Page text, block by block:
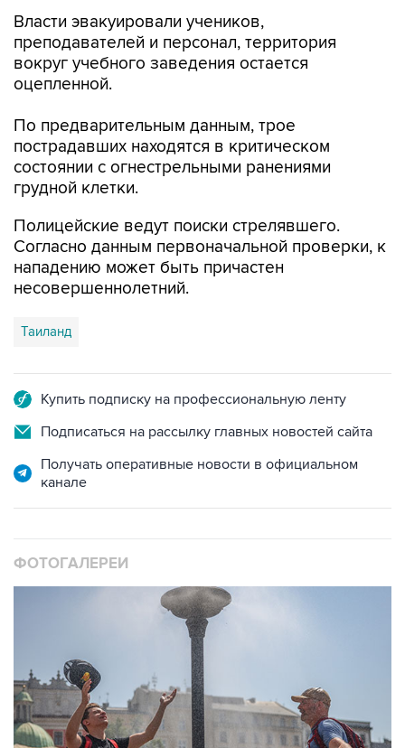
Власти эвакуировали учеников,
преподавателей и персонал, территория
вокруг учебного заведения остается
оцепленной.
По предварительным данным, трое
пострадавших находятся в критическом
состоянии с огнестрельными ранениями
грудной клетки.
Полицейские ведут поиски стрелявшего.
Согласно данным первоначальной проверки, к
нападению может быть причастен
несовершеннолетний.
Таиланд
Купить подписку на профессиональную ленту
Подписаться на рассылку главных новостей сайта
Получать оперативные новости в официальном
канале
ФОТОГАЛЕРЕИ